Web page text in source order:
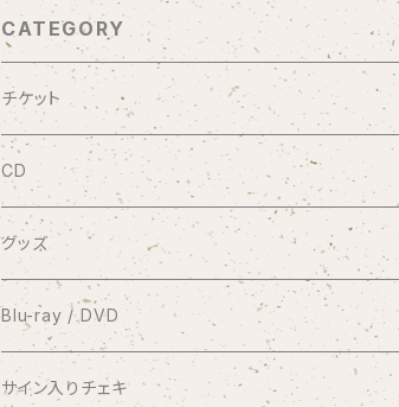
CATEGORY
チケット
9/20 10周年記念コンサート渋谷プレジャープレジャー
有料配信ライブ
1coin配信 クラブ美緒
過去の録画ライブ視聴チケット
CD
シングル
おやすみなさい
花束をあなたに
ミニアルバム
アナスタシア
フルアルバム
グッズ
ブロマイド
10周年メモリアルフォトブック
Blu-ray / DVD
2017.7.2 渋谷プレジャープレジャー
サイン入りチェキ